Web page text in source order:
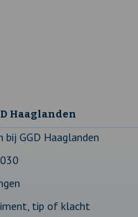
Haaglanden
bij GGD Haaglanden
tip of klacht